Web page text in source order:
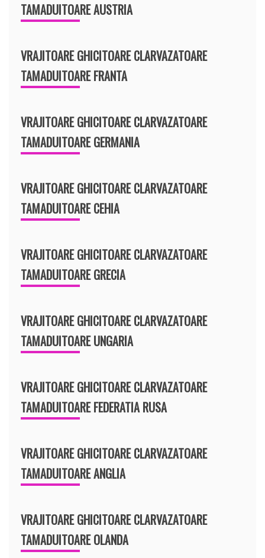
TAMADUITOARE AUSTRIA
VRAJITOARE GHICITOARE CLARVAZATOARE
TAMADUITOARE FRANTA
VRAJITOARE GHICITOARE CLARVAZATOARE
TAMADUITOARE GERMANIA
VRAJITOARE GHICITOARE CLARVAZATOARE
TAMADUITOARE CEHIA
VRAJITOARE GHICITOARE CLARVAZATOARE
TAMADUITOARE GRECIA
VRAJITOARE GHICITOARE CLARVAZATOARE
TAMADUITOARE UNGARIA
VRAJITOARE GHICITOARE CLARVAZATOARE
TAMADUITOARE FEDERATIA RUSA
VRAJITOARE GHICITOARE CLARVAZATOARE
TAMADUITOARE ANGLIA
VRAJITOARE GHICITOARE CLARVAZATOARE
TAMADUITOARE OLANDA